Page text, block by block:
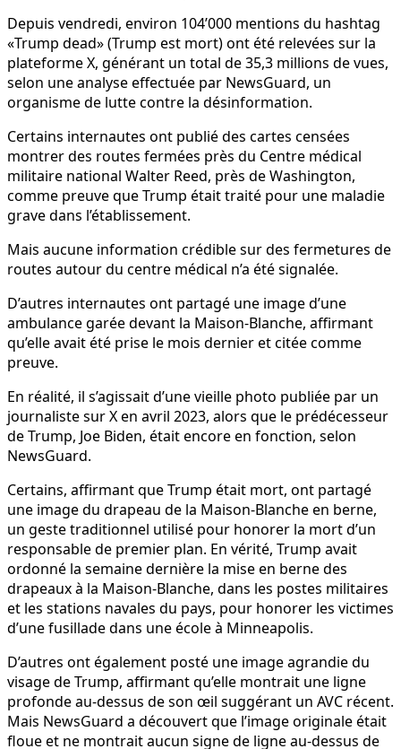
Depuis vendredi, environ 104’000 mentions du hashtag
«Trump dead» (Trump est mort) ont été relevées sur la
plateforme X, générant un total de 35,3 millions de vues,
selon une analyse effectuée par NewsGuard, un
organisme de lutte contre la désinformation.
Certains internautes ont publié des cartes censées
montrer des routes fermées près du Centre médical
militaire national Walter Reed, près de Washington,
comme preuve que Trump était traité pour une maladie
grave dans l’établissement.
Mais aucune information crédible sur des fermetures de
routes autour du centre médical n’a été signalée.
D’autres internautes ont partagé une image d’une
ambulance garée devant la Maison-Blanche, affirmant
qu’elle avait été prise le mois dernier et citée comme
preuve.
En réalité, il s’agissait d’une vieille photo publiée par un
journaliste sur X en avril 2023, alors que le prédécesseur
de Trump, Joe Biden, était encore en fonction, selon
NewsGuard.
Certains, affirmant que Trump était mort, ont partagé
une image du drapeau de la Maison-Blanche en berne,
un geste traditionnel utilisé pour honorer la mort d’un
responsable de premier plan. En vérité, Trump avait
ordonné la semaine dernière la mise en berne des
drapeaux à la Maison-Blanche, dans les postes militaires
et les stations navales du pays, pour honorer les victimes
d’une fusillade dans une école à Minneapolis.
D’autres ont également posté une image agrandie du
visage de Trump, affirmant qu’elle montrait une ligne
profonde au-dessus de son œil suggérant un AVC récent.
Mais NewsGuard a découvert que l’image originale était
floue et ne montrait aucun signe de ligne au-dessus de